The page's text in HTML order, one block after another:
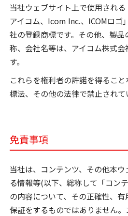
当社ウェブサイト上で使用される
アイコム、Icom Inc.、ICOMロゴ
社の登録商標です。その他、製
称、会社名等は、アイコム株式
す。
これらを権利者の許諾を得るこ
標法、その他の法律で禁止されて
免責事項
当社は、コンテンツ、その他本
る情報等(以下、総称して「コン
の内容について、その正確性、
保証をするものではありません